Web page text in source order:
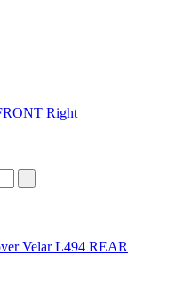
Right
Velar L494 REAR